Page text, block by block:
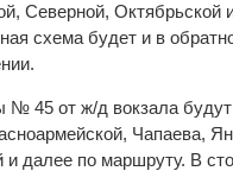
Северной, Октябрьской
схема будет и в
№ 45 от ж/д вокзала
Чапаева,
и далее по маршруту. В